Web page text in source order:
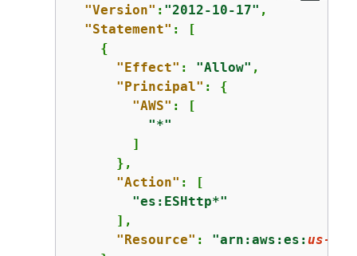
"Version" : "2012-10-17" ,
"Statement" : [
{
"Effect" : "Allow" ,
"Principal" : {
"AWS" : [
"*"
        ]
      },
"Action" : [
"es:ESHttp*"
      ],
"Resource" : "arn:aws:es:us-